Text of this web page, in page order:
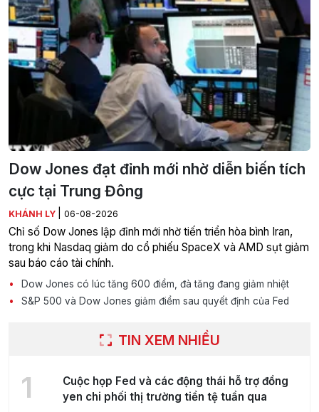
Dow Jones đạt đỉnh mới nhờ diễn biến tích
cực tại Trung Đông
KHÁNH LY 06-08-2026
Chỉ số Dow Jones lập đỉnh mới nhờ tiến triển hòa bình Iran,
trong khi Nasdaq giảm do cổ phiếu SpaceX và AMD sụt giảm
sau báo cáo tài chính.
Dow Jones có lúc tăng 600 điểm, đà tăng đang giảm nhiệt
S&P 500 và Dow Jones giảm điểm sau quyết định của Fed
TIN XEM NHIỀU
1
Cuộc họp Fed và các động thái hỗ trợ đồng
yen chi phối thị trường tiền tệ tuần qua